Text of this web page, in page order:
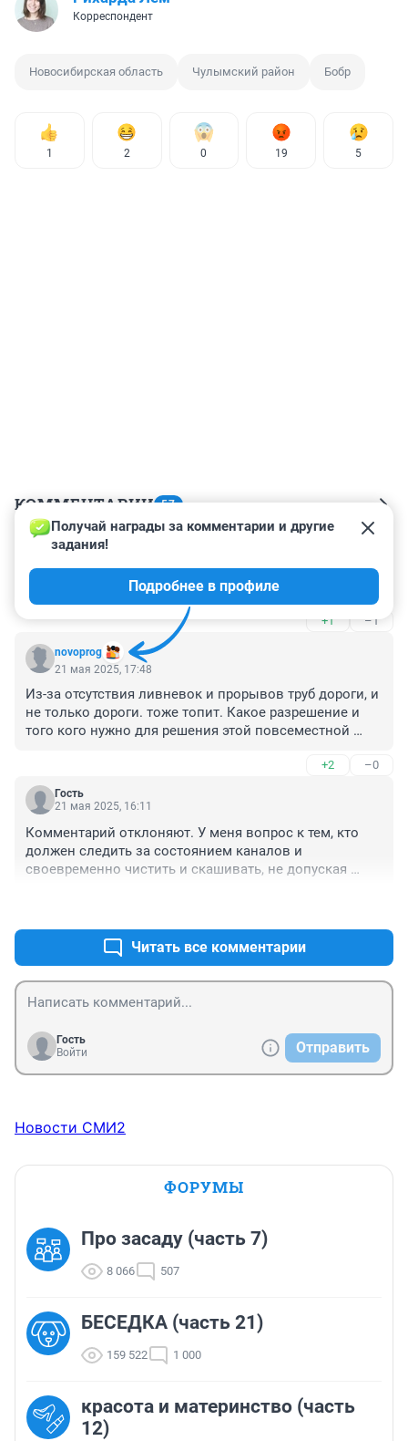
Корреспондент
Новосибирская область Чулымский район Бобр
1 2 0 19 5
КОММЕНТАРИИ 57
Гость
Жалко бобров, у них сейчас дети. И, вообще, жалко...
+1 –1
novoprog
Получай награды за комментарии и другие
задания!
Подробнее в профиле
21 мая 2025, 17:48
Из-за отсутствия ливневок и прорывов труб дороги, и
не только дороги. тоже топит. Какое разрешение и
того кого нужно для решения этой повсеместной
+2 –0
Гость
21 мая 2025, 16:11
Комментарий отклоняют. У меня вопрос к тем, кто
должен следить за состоянием каналов и
своевременно чистить и скашивать, не допуская
материнским молоком. Это как?
Читать все комментарии
Гость
Войти
Отправить
Новости СМИ2
ФОРУМЫ
Про засаду (часть 7)
8 066 507
БЕСЕДКА (часть 21)
159 522 1 000
красота и материнство (часть
12)